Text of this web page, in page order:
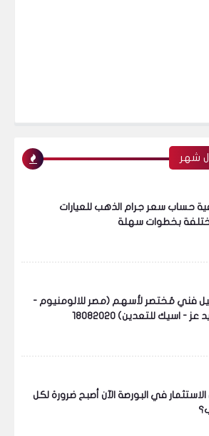
شهر
حساب سعر جرام الذهب للعيارات
بخطوات سهلة
فني مُختصر لأسهم (مصر للالومنيوم -
عز - اسيك للتعدين) 18082020
في البورصة الآن أصبح ضرورة لكل
وهل من أهداف صاعدة أخرى
لسهم أي فاينانس وسهم